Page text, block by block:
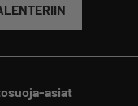
asiat